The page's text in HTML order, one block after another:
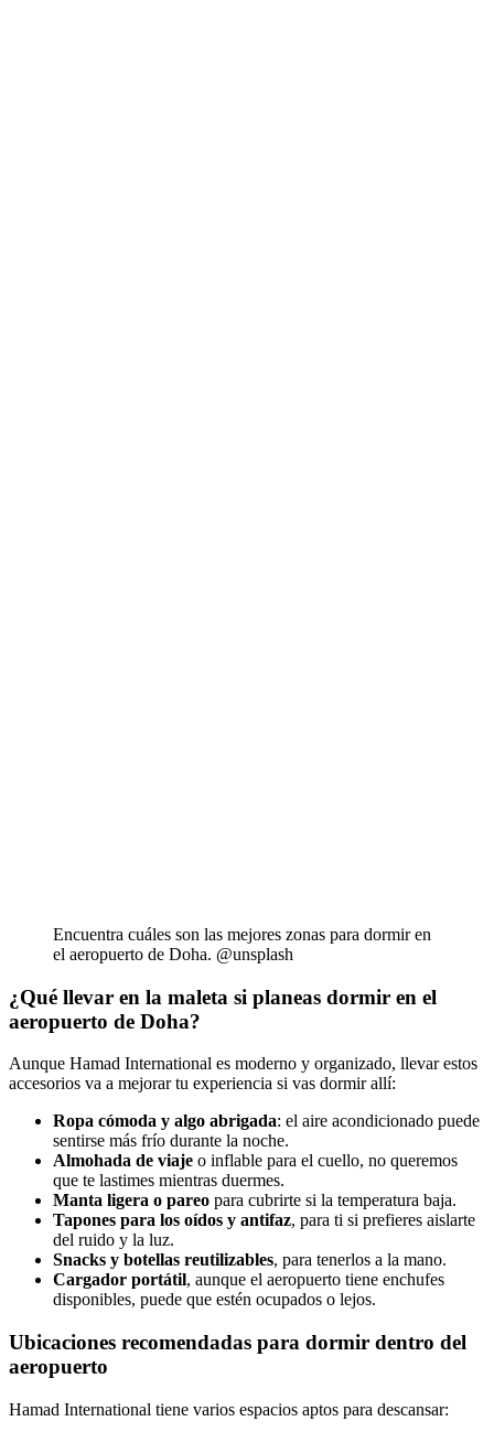
Encuentra cuáles son las mejores zonas para dormir en
el aeropuerto de Doha. @unsplash
¿Qué llevar en la maleta si planeas dormir en el
aeropuerto de Doha?
Aunque Hamad International es moderno y organizado, llevar estos
accesorios va a mejorar tu experiencia si vas dormir allí:
Ropa cómoda y algo abrigada: el aire acondicionado puede
sentirse más frío durante la noche.
Almohada de viaje o inflable para el cuello, no queremos
que te lastimes mientras duermes.
Manta ligera o pareo para cubrirte si la temperatura baja.
Tapones para los oídos y antifaz, para ti si prefieres aislarte
del ruido y la luz.
Snacks y botellas reutilizables, para tenerlos a la mano.
Cargador portátil, aunque el aeropuerto tiene enchufes
disponibles, puede que estén ocupados o lejos.
Ubicaciones recomendadas para dormir dentro del
aeropuerto
Hamad International tiene varios espacios aptos para descansar: